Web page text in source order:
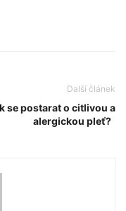
Další článek
se postarat o citlivou a
alergickou pleť?